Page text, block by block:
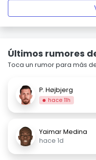
Últimos rumores
Toca un rumor para más
P. Højbjerg
hace 11h
Yaimar Medina
hace 1d